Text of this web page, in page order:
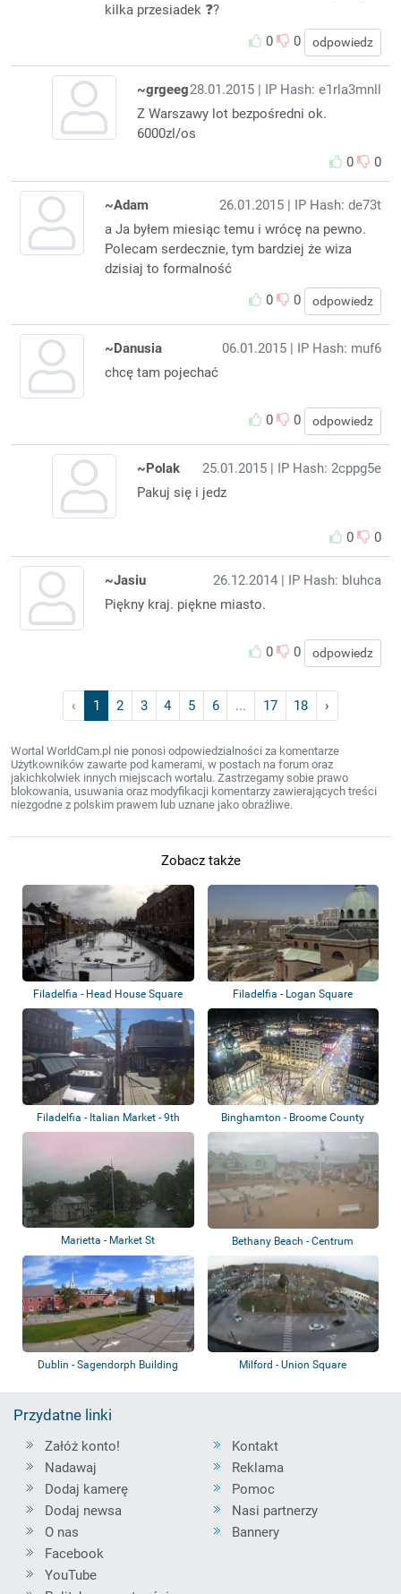
kilka przesiadek ❓️?
0
0 odpowiedz
28.01.2015 | IP Hash: e1rla3mnll
~grgeeg
Z Warszawy lot bezpośredni ok.
6000zl/os
0
0
26.01.2015 | IP Hash: de73t
~Adam
a Ja byłem miesiąc temu i wrócę na pewno.
Polecam serdecznie, tym bardziej że wiza
dzisiaj to formalność
0
0 odpowiedz
06.01.2015 | IP Hash: muf6
~Danusia
chcę tam pojechać
0 0 odpowiedz
25.01.2015 | IP Hash: 2cppg5e
~Polak
Pakuj się i jedz
0 0
26.12.2014 | IP Hash: bluhca
~Jasiu
Piękny kraj. piękne miasto.
0 0 odpowiedz
‹ 1 2 3 4 5 6 ... 17 18 ›
Wortal WorldCam.pl nie ponosi odpowiedzialności za komentarze
Użytkowników zawarte pod kamerami, w postach na forum oraz
jakichkolwiek innych miejscach wortalu. Zastrzegamy sobie prawo
blokowania, usuwania oraz modyfikacji komentarzy zawierających treści
niezgodne z polskim prawem lub uznane jako obraźliwe.
Zobacz także
Filadelfia - Head House Square Filadelfia - Logan Square
Filadelfia - Italian Market - 9th
Street
Binghamton - Broome County
Courthouse
Marietta - Market St Bethany Beach - Centrum
Dublin - Sagendorph Building Milford - Union Square
Przydatne linki
Załóż konto!
Nadawaj
Dodaj kamerę
Dodaj newsa
O nas
Kontakt
Reklama
Pomoc
Nasi partnerzy
Bannery
Facebook
YouTube